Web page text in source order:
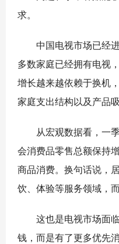
求。
中国电视市场已经
多数家庭已经拥有电视
增长越来越依赖于换机
家庭支出结构以及产品
从宏观数据看，一
会消费品零售总额保持
商品消费。换句话说，
饮、体验等服务领域，
这也是电视市场面
钱，而是有了更多优先